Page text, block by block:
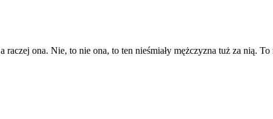
ona. Nie, to nie ona, to ten nieśmiały mężczyzna tuż za nią.